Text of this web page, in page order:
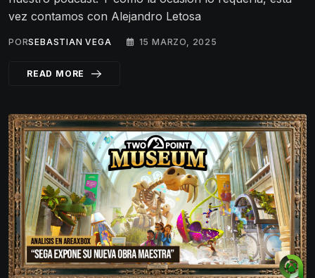
vez contamos con Alejandro Letosa
PORSEBASTIAN VEGA 15 MARZO, 2025
READ MORE